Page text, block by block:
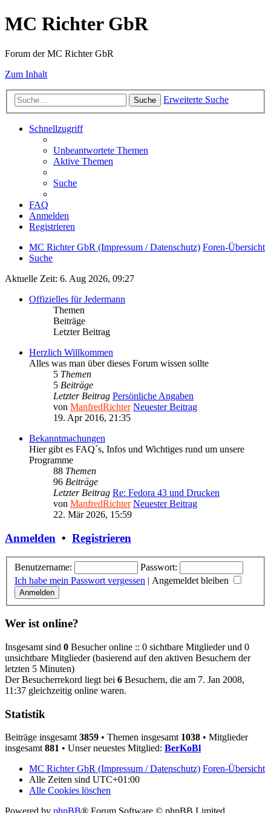
MC Richter GbR
Forum der MC Richter GbR
Zum Inhalt
Suche Erweiterte Suche
Schnellzugriff
Unbeantwortete Themen
Aktive Themen
Suche
FAQ
Anmelden
Registrieren
MC Richter GbR (Impressum / Datenschutz) Foren-Übersicht
Suche
Aktuelle Zeit: 6. Aug 2026, 09:27
Offizielles für Jedermann
Themen
Beiträge
Letzter Beitrag
Herzlich Willkommen
Alles was man über dieses Forum wissen sollte
5 Themen
5 Beiträge
Letzter Beitrag Persönliche Angaben
von ManfredRichter Neuester Beitrag
19. Apr 2016, 21:35
Bekanntmachungen
Hier gibt es FAQ´s, Infos und Wichtiges rund um unsere
Programme
88 Themen
96 Beiträge
Letzter Beitrag Re: Fedora 43 und Drucken
von ManfredRichter Neuester Beitrag
22. Mär 2026, 15:59
Anmelden • Registrieren
Benutzername:
Passwort:
Ich habe mein Passwort vergessen | Angemeldet bleiben
Wer ist online?
Insgesamt sind 0 Besucher online :: 0 sichtbare Mitglieder und 0
unsichtbare Mitglieder (basierend auf den aktiven Besuchern der
letzten 5 Minuten)
Der Besucherrekord liegt bei 6 Besuchern, die am 7. Jan 2008,
11:37 gleichzeitig online waren.
Statistik
Beiträge insgesamt 3859 • Themen insgesamt 1038 • Mitglieder
insgesamt 881 • Unser neuestes Mitglied: BerKoBl
MC Richter GbR (Impressum / Datenschutz) Foren-Übersicht
Alle Zeiten sind UTC+01:00
Alle Cookies löschen